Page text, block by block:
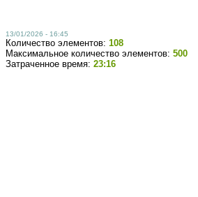
13/01/2026 - 16:45
Количество элементов: 108
Максимальное количество элементов: 500
Затраченное время: 23:16